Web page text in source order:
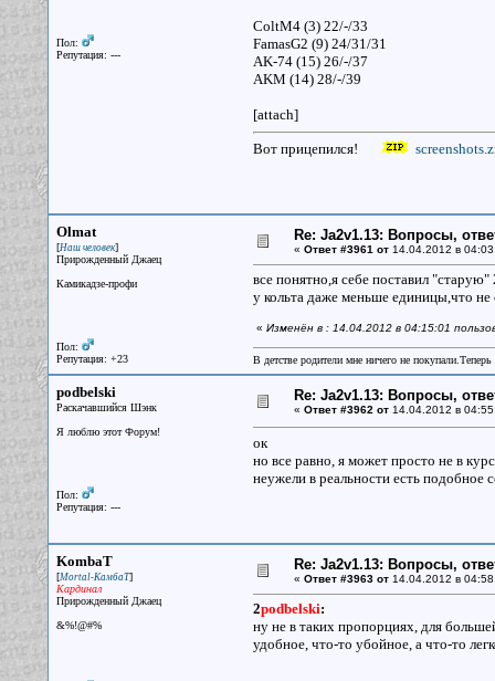
Пол:
Репутация: ---
ColtM4 (3) 22/-/33
FamasG2 (9) 24/31/31
AK-74 (15) 26/-/37
AKM (14) 28/-/39
[attach]
Вот прицепился!
Olmat
[Наш человек]
Прирожденный Джаец
Камикадзе-профи
Пол:
Репутация: +23
Re: Ja2v1.13: Вопросы,
« Ответ #3961 от14.04.2012 в
все понятно,я себе поставил
у кольта даже меньше единицы,что не
« Изменён в : 14.04.2012 в 04:15:01
В детстве родители мне ничего не
podbelski
Раскачавшийся Шэнк
Я люблю этот Форум!
Пол:
Репутация: ---
Re: Ja2v1.13: Вопросы,
« Ответ #3962 от14.04.2012 в
ок
но все равно, я может просто не в
неужели в реальности есть
KombaT
[Mortal-КамбаТ]
Кардинал
Прирожденный Джаец
&%!@#%
Re: Ja2v1.13: Вопросы,
« Ответ #3963 от14.04.2012 в
2podbelski:
ну не в таких пропорциях, для
удобное, что-то убойное, а что-то